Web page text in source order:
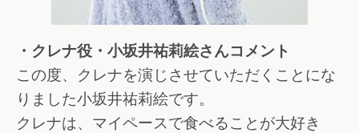
・クレナ役・小坂井祐莉絵さんコメント
この度、クレナを演じさせていただくことにな
りました小坂井祐莉絵です。
クレナは、マイペースで食べることが大好き